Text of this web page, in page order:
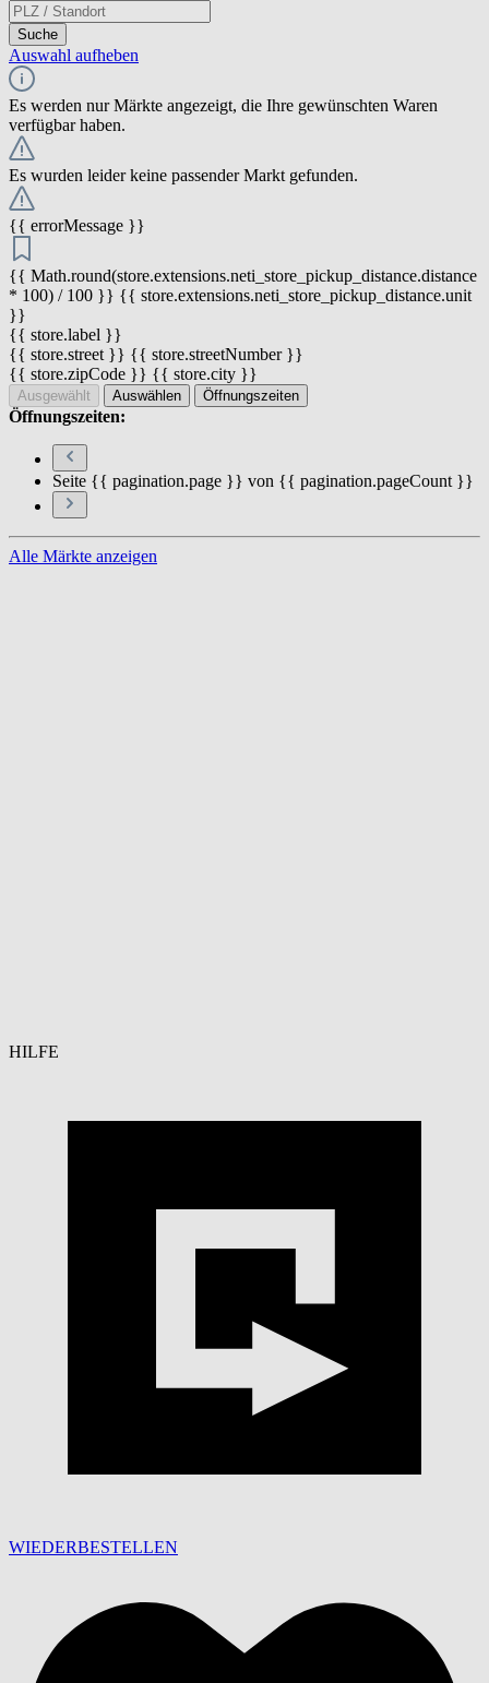
Suche
Auswahl aufheben
Es werden nur Märkte angezeigt, die Ihre gewünschten Waren
verfügbar haben.
Es wurden leider keine passender Markt gefunden.
{{ errorMessage }}
{{ Math.round(store.extensions.neti_store_pickup_distance.distance
* 100) / 100 }} {{ store.extensions.neti_store_pickup_distance.unit
}}
{{ store.label }}
{{ store.street }} {{ store.streetNumber }}
{{ store.zipCode }} {{ store.city }}
Ausgewählt Auswählen Öffnungszeiten
Öffnungszeiten:
Seite {{ pagination.page }} von {{ pagination.pageCount }}
Alle Märkte anzeigen
HILFE
WIEDERBESTELLEN